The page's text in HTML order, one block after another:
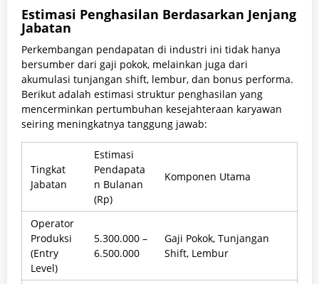
Estimasi Penghasilan Berdasarkan Jenjang
Jabatan
Perkembangan pendapatan di industri ini tidak hanya
bersumber dari gaji pokok, melainkan juga dari
akumulasi tunjangan shift, lembur, dan bonus performa.
Berikut adalah estimasi struktur penghasilan yang
mencerminkan pertumbuhan kesejahteraan karyawan
seiring meningkatnya tanggung jawab:
Tingkat
Jabatan
Estimasi
Pendapata
n Bulanan
(Rp)
Komponen Utama
Operator
Produksi
(Entry
Level)
5.300.000 –
6.500.000
Gaji Pokok, Tunjangan
Shift, Lembur